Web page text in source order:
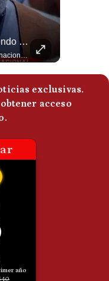
¿Irán Se Está Convirtiendo En Un Régimen Militar? | #radar24